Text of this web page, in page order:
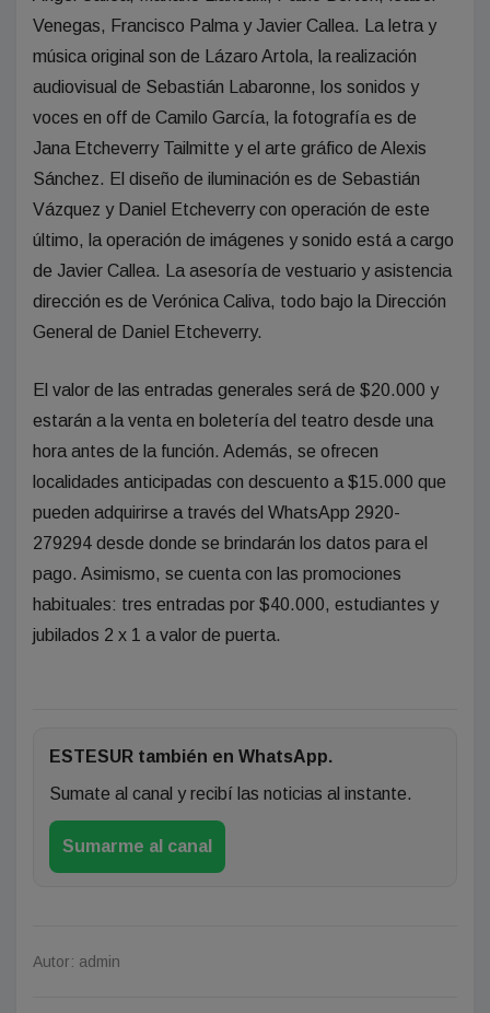
Venegas, Francisco Palma y Javier Callea. La letra y
música original son de Lázaro Artola, la realización
audiovisual de Sebastián Labaronne, los sonidos y
voces en off de Camilo García, la fotografía es de
Jana Etcheverry Tailmitte y el arte gráfico de Alexis
Sánchez. El diseño de iluminación es de Sebastián
Vázquez y Daniel Etcheverry con operación de este
último, la operación de imágenes y sonido está a cargo
de Javier Callea. La asesoría de vestuario y asistencia
dirección es de Verónica Caliva, todo bajo la Dirección
General de Daniel Etcheverry.
El valor de las entradas generales será de $20.000 y
estarán a la venta en boletería del teatro desde una
hora antes de la función. Además, se ofrecen
localidades anticipadas con descuento a $15.000 que
pueden adquirirse a través del WhatsApp 2920-
279294 desde donde se brindarán los datos para el
pago. Asimismo, se cuenta con las promociones
habituales: tres entradas por $40.000, estudiantes y
jubilados 2 x 1 a valor de puerta.
ESTESUR también en WhatsApp.
Sumate al canal y recibí las noticias al instante.
Sumarme al canal
Autor: admin